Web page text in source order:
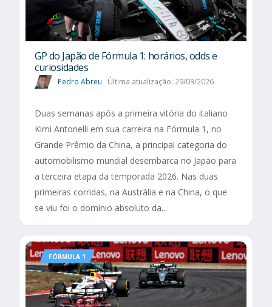
GP do Japão de Fórmula 1: horários, odds e
curiosidades
Pedro Abreu Última atualização: 29/03/2026
Duas semanas após a primeira vitória do italiano
Kimi Antonelli em sua carreira na Fórmula 1, no
Grande Prêmio da China, a principal categoria do
automobilismo mundial desembarca no Japão para
a terceira etapa da temporada 2026. Nas duas
primeiras corridas, na Austrália e na China, o que
se viu foi o domínio absoluto da...
FÓRMULA 1